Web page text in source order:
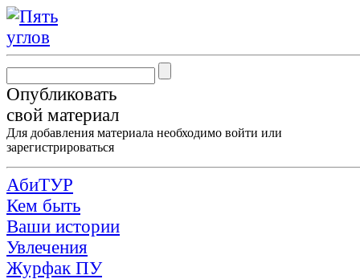
Опубликовать
свой материал
Для добавления материала необходимо войти или
зарегистрироваться
АбиТУР
Кем быть
Ваши истории
Увлечения
Журфак ПУ